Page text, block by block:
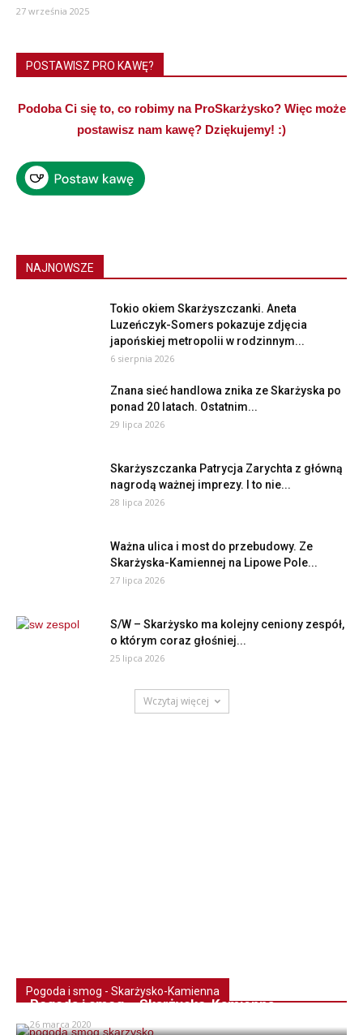
27 września 2025
POSTAWISZ PRO KAWĘ?
Podoba Ci się to, co robimy na ProSkarżysko? Więc może
postawisz nam kawę? Dziękujemy! :)
NAJNOWSZE
Tokio okiem Skarżyszczanki. Aneta
Luzeńczyk-Somers pokazuje zdjęcia
japońskiej metropolii w rodzinnym...
6 sierpnia 2026
Znana sieć handlowa znika ze Skarżyska po
ponad 20 latach. Ostatnim...
29 lipca 2026
Skarżyszczanka Patrycja Zarychta z główną
nagrodą ważnej imprezy. I to nie...
28 lipca 2026
Ważna ulica i most do przebudowy. Ze
Skarżyska-Kamiennej na Lipowe Pole...
27 lipca 2026
S/W – Skarżysko ma kolejny ceniony zespół,
o którym coraz głośniej...
25 lipca 2026
Wczytaj więcej
Pogoda i smog - Skarżysko-Kamienna
Pogoda i smog – Skarżysko-Kamienna
26 marca 2020